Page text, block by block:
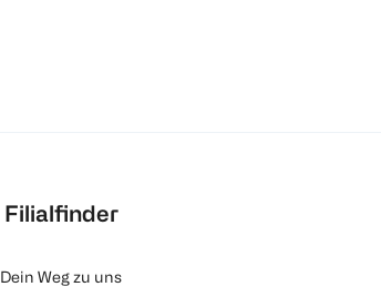
Filialfinder
Dein Weg zu uns